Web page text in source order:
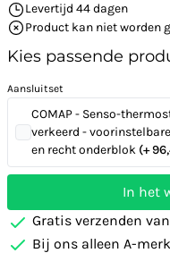
Levertijd 44 dagen
Product kan niet worden
Kies passende
Aansluitset
COMAP - Senso-
verkeerd -
en recht onderblok (+
In het
Gratis verzenden
Bij ons alleen A-